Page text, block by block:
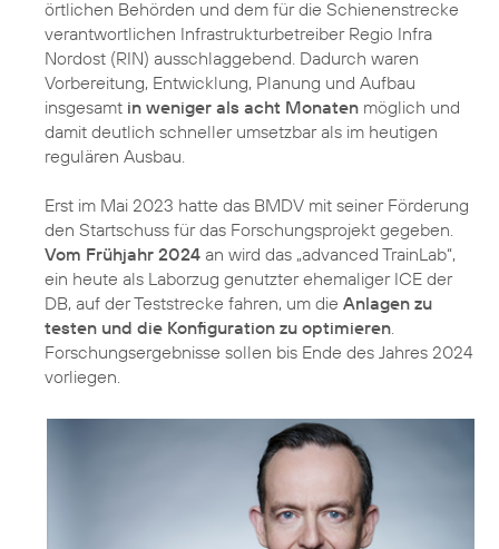
örtlichen Behörden und dem für die Schienenstrecke
verantwortlichen Infrastrukturbetreiber Regio Infra
Nordost (RIN) ausschlaggebend. Dadurch waren
Vorbereitung, Entwicklung, Planung und Aufbau
insgesamt in weniger als acht Monaten möglich und
damit deutlich schneller umsetzbar als im heutigen
regulären Ausbau.
Erst im Mai 2023 hatte das BMDV mit seiner Förderung
den Startschuss für das Forschungsprojekt gegeben.
Vom Frühjahr 2024 an wird das „advanced TrainLab“,
ein heute als Laborzug genutzter ehemaliger ICE der
DB, auf der Teststrecke fahren, um die Anlagen zu
testen und die Konfiguration zu optimieren
Forschungsergebnisse sollen bis Ende des Jahres 2024
vorliegen.